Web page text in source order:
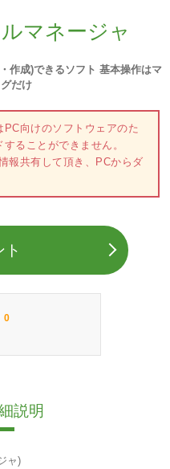
マネージャ
作成)できるソフト 基本操作はマ
だけ
向けのソフトウェアのた
ることができません。
報共有して頂き、PCからダ
ト
0
説明
ャ)